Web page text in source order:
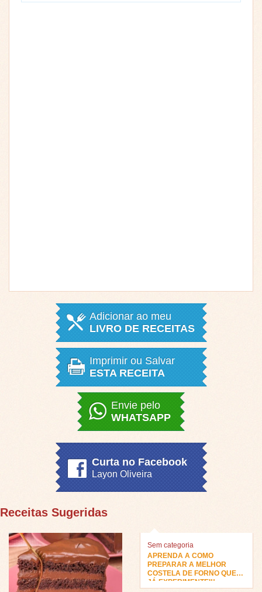
Adicionar ao meu
LIVRO DE RECEITAS
Imprimir ou Salvar
ESTA RECEITA
Envie pelo
WHATSAPP
Curta no Facebook
Layon Oliveira
Receitas Sugeridas
Sem categoria
APRENDA A COMO
PREPARAR A MELHOR
COSTELA DE FORNO QUE
JÁ EXPERIMENTEI!!